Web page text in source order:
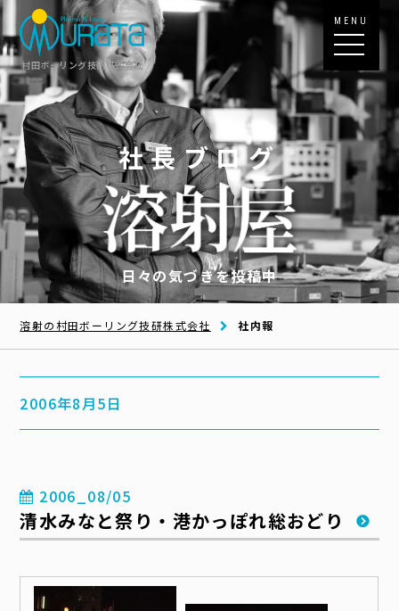
村田ボーリング技研株式会社
MENU
社長ブログ
日々の気づきを投稿中
溶射の村田ボーリング技研株式会社 社内報
2006年8月5日
2006_08/05
清水みなと祭り・港かっぽれ総おどり